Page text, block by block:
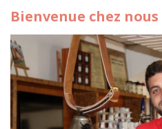
Bienvenue chez nous